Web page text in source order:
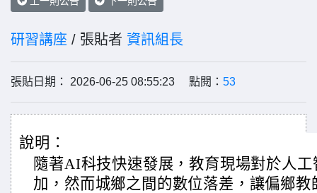
研習講座 / 張貼者 資訊組長
張貼日期： 2026-06-25 08:55:23 點閱： 53
說明：
隨著AI科技快速發展，教育現場對於人
加，然而城鄉之間的數位落差，讓偏鄉